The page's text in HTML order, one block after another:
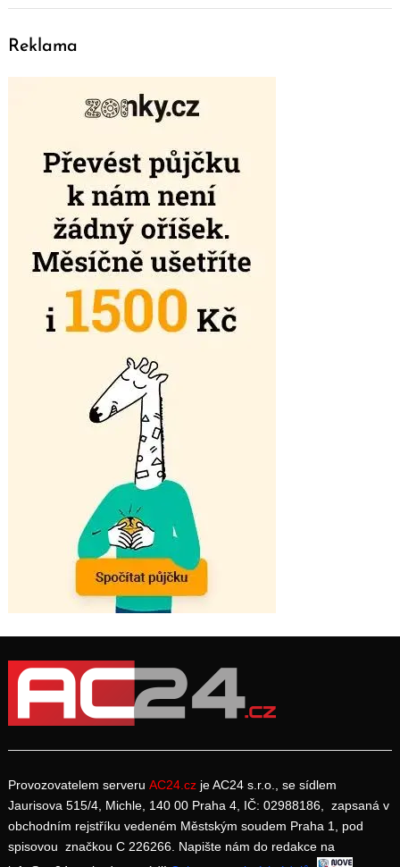
Reklama
Provozovatelem serveru AC24.cz je AC24 s.r.o., se sídlem
Jaurisova 515/4, Michle, 140 00 Praha 4, IČ: 02988186, zapsaná v
obchodním rejstříku vedeném Městským soudem Praha 1, pod
spisovou značkou C 226266. Napište nám do redakce na